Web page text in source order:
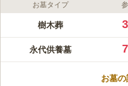
ライフドット編集部のコメント
丁寧に手入れされた庭木
クセスしやすいことに
並ぶ利便性の良い立地
せん。 永代供養墓・樹
お墓タイプ
樹木葬
永代供養墓
お墓